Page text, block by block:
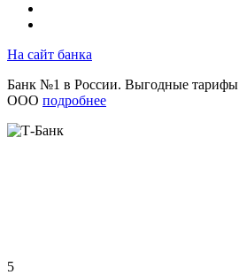
На сайт банка
Банк №1 в России. Выгодные
ООО подробнее
5